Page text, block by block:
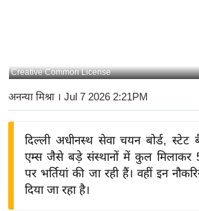
य
ज़
द्यो
Creative Common License
अनन्या मिश्रा । Jul 7 2026 2:21PM
दिल्ली अधीनस्थ सेवा चयन बोर्ड,
एम्स जैसे बड़े संस्थानों में कुल मिलाकर
पर भर्तियां की जा रही हैं। वहीं इन
दिया जा रहा है।